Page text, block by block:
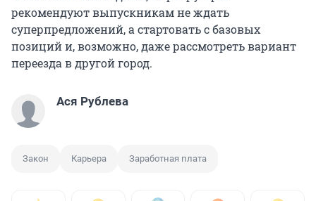
рекомендуют выпускникам не ждать
суперпредложений, а стартовать с базовых
позиций и, возможно, даже рассмотреть вариант
переезда в другой город.
Ася Рублева
Закон Карьера Заработная плата